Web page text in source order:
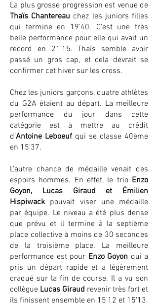
La plus grosse progression est venue de
Thaïs Chantereau chez les juniors filles
qui termine en 19’40. C’est une très
belle performance pour elle qui avait un
record en 21’15. Thaïs semble avoir
passé un gros cap, et cela devrait se
confirmer cet hiver sur les cross.
Chez les juniors garçons, quatre athlètes
du G2A étaient au départ. La meilleure
performance du jour dans cette
catégorie est à mettre au crédit
d’Antoine Leboeuf qui se classe 40ème
en 15'37.
L’autre chance de médaille venait des
espoirs hommes. En effet, le trio Enzo
Goyon, Lucas Giraud et Émilien
Hispiwack pouvait viser une médaille
par équipe. Le niveau a été plus dense
que prévu et il termine à la septième
place collective à moins de 30 secondes
de la troisième place. La meilleure
performance est pour Enzo Goyon qui a
pris un départ rapide et a légèrement
craqué sur la fin de course. Il a vu son
collègue Lucas Giraud revenir très fort et
ils finissent ensemble en 15'12 et 15'13.